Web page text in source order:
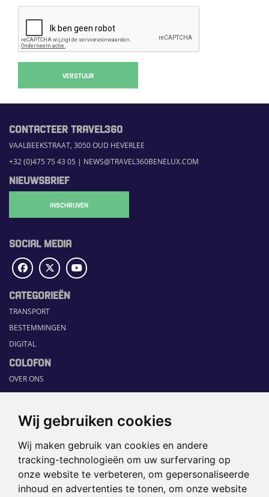
Wij gebruiken cookies
Wij maken gebruik van cookies en andere
tracking-technologieën om uw surfervaring op
onze website te verbeteren, om gepersonaliseerde
inhoud en advertenties te tonen, om onze website
VERSTUUR
CONTACTEER TRAVEL360
VAALBEEKSTRAAT, 3050 OUD HEVERLEE
+32 (0)475 75 43 05 | NEWS@TRAVEL360BENELUX.COM
NIEUWSBRIEF
INSCHRIJVEN
SOCIAL MEDIA
CATEGORIEËN
TRANSPORT
BESTEMMINGEN
DIGITAL
COLOFON
OVER ONS
COMMUNICATION PLATFORM
RUBRIEKEN
HOME
SECTORGIDS
JOBS
HAPPENING